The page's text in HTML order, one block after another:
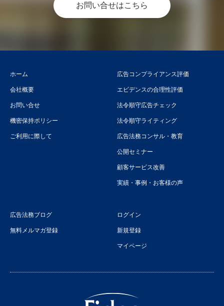
お問い合せはこちら
ホーム
会社概要
お問い合せ
機密保持ポリシー
ご利用に際して
広告コンプライアンス評価
エビデンスの合理性評価
法令順守広告チェック
法令順守ライティング
広告法務コンサル・教育
公開セミナー
顧客サービス改善
実績・事例・お客様の声
広告法務ブログ
無料メルマガ登録
ログイン
新規登録
マイページ